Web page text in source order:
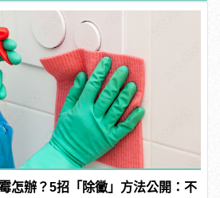
怎辦？5招「除黴」方法公開：不